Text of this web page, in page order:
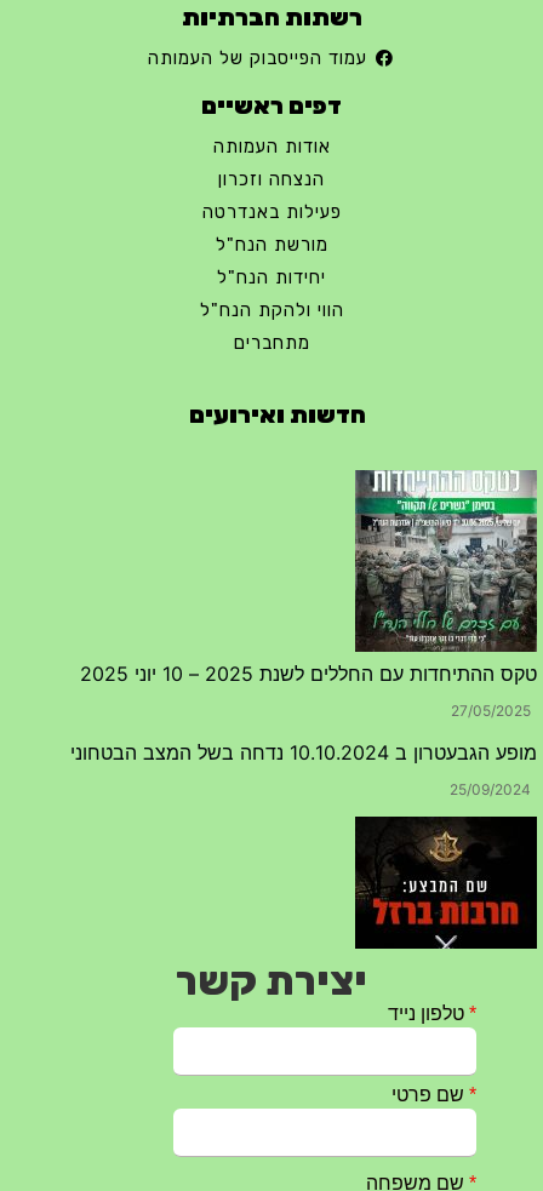
רשתות חברתיות
עמוד הפייסבוק של העמותה
דפים ראשיים
אודות העמותה
הנצחה וזכרון
פעילות באנדרטה
מורשת הנח"ל
יחידות הנח"ל
הווי ולהקת הנח"ל
מתחברים
חדשות ואירועים
טקס ההתיחדות עם החללים לשנת 2025 – 10 יוני 2025
27/05/2025
מופע הגבעטרון ב 10.10.2024 נדחה בשל המצב הבטחוני
25/09/2024
חרבות ברזל – הודעה 1 – 14.10.2023
יצירת קשר